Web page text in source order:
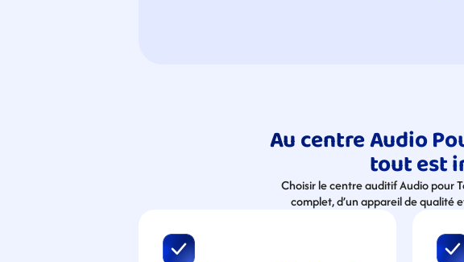
Au centre Audio
tout est
Choisir le centre auditif Audio pour
complet, d’un appareil de qualité